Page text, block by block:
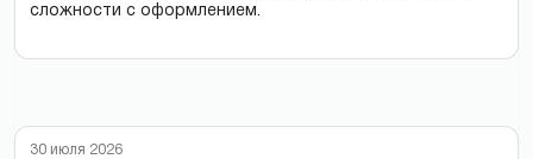
сложности с оформлением.
30 июля 2026